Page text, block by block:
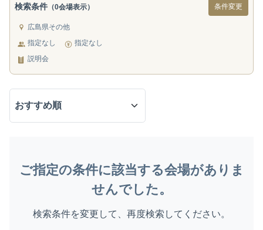
検索条件 （0会場表示） 条件変更
広島県その他
指定なし
指定なし
説明会
ご指定の条件に該当する会場がありま
せんでした。
検索条件を変更して、再度検索してください。